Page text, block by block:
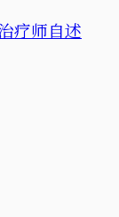
疗师自述